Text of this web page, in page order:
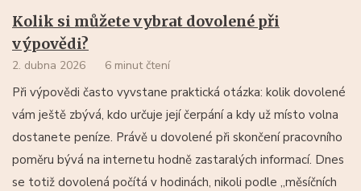
Kolik si můžete vybrat dovolené při
výpovědi?
2. dubna 2026 6 minut čtení
Při výpovědi často vyvstane praktická otázka: kolik dovolené
vám ještě zbývá, kdo určuje její čerpání a kdy už místo volna
dostanete peníze. Právě u dovolené při skončení pracovního
poměru bývá na internetu hodně zastaralých informací. Dnes
se totiž dovolená počítá v hodinách, nikoli podle „měsíčních